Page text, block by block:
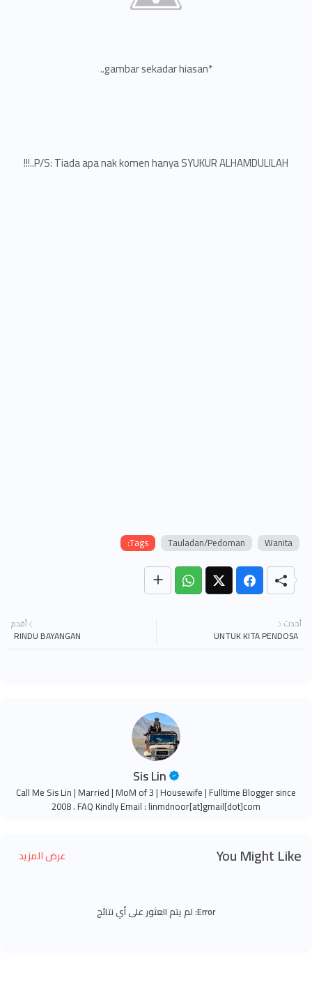
*gambar sekadar hiasan..
P/S: Tiada apa nak komen hanya SYUKUR ALHAMDULILAH..!!!
Tags: Tauladan/Pedoman Wanita
أحدث
UNTUK KITA PENDOSA
أقدم
RINDU BAYANGAN
Sis Lin
Call Me Sis Lin | Married | MoM of 3 | Housewife | Fulltime Blogger since
2008 . FAQ Kindly Email : linmdnoor[at]gmail[dot]com
You Might Like عرض المزيد
Error: لم يتم العثور على أي نتائج